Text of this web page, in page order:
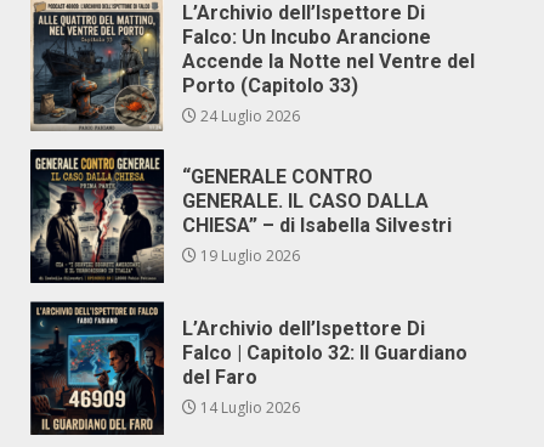
L’Archivio dell’Ispettore Di
Falco: Un Incubo Arancione
Accende la Notte nel Ventre del
Porto (Capitolo 33)
24 Luglio 2026
“GENERALE CONTRO
GENERALE. IL CASO DALLA
CHIESA” – di Isabella Silvestri
19 Luglio 2026
L’Archivio dell’Ispettore Di
Falco | Capitolo 32: Il Guardiano
del Faro
14 Luglio 2026